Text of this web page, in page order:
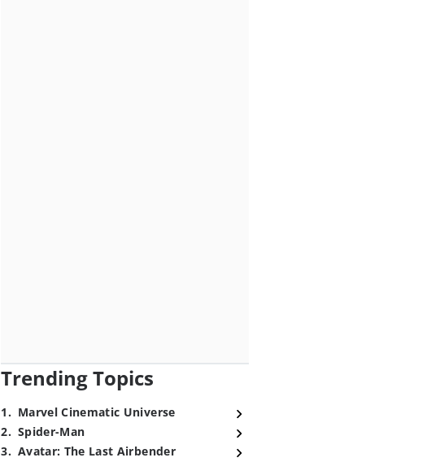
Trending Topics
1. Marvel Cinematic Universe
2. Spider-Man
3. Avatar: The Last Airbender